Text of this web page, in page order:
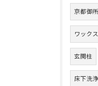
京都御所
ワック
玄関柱
床下洗浄